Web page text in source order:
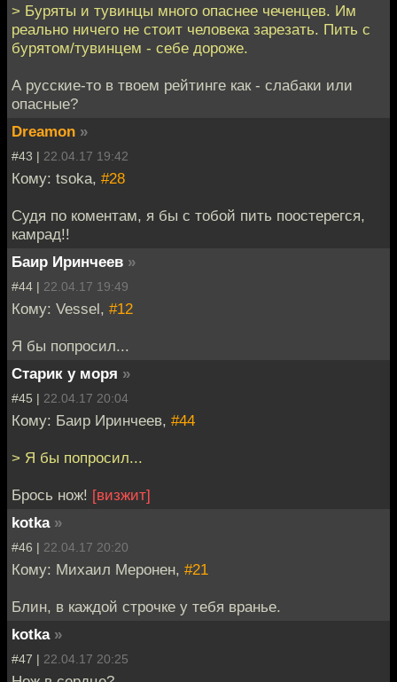
> Буряты и тувинцы много опаснее чеченцев. Им
реально ничего не стоит человека зарезать. Пить с
бурятом/тувинцем - себе дороже.
А русские-то в твоем рейтинге как - слабаки или
опасные?
Dreamon »
#43 | 22.04.17 19:42
Кому: tsoka, #28
Судя по коментам, я бы с тобой пить поостерегся,
камрад!!
Баир Иринчеев »
#44 | 22.04.17 19:49
Кому: Vessel, #12
Я бы попросил...
Старик у моря »
#45 | 22.04.17 20:04
Кому: Баир Иринчеев, #44
> Я бы попросил...
Брось нож! [визжит]
kotka »
#46 | 22.04.17 20:20
Кому: Михаил Меронен, #21
Блин, в каждой строчке у тебя вранье.
kotka »
#47 | 22.04.17 20:25